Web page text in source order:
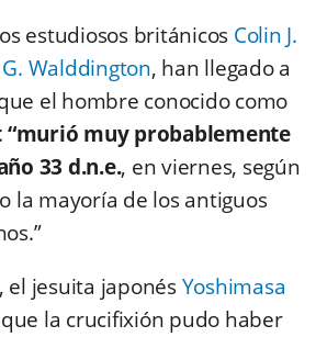
estudiosos británicos Colin J.
Walddington, han llegado a
el hombre conocido como
“murió muy probablemente
33 d.n.e., en viernes, según
la mayoría de los antiguos
el jesuita japonésYoshimasa
la crucifixión pudo haber